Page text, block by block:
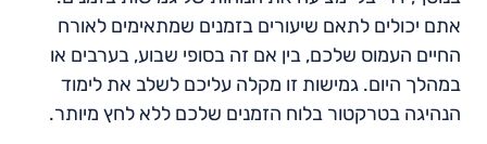
אתם יכולים לתאם שיעורים בזמנים שמתאימים לאורח
החיים העמוס שלכם, בין אם זה בסופי שבוע, בערבים או
במהלך היום. גמישות זו מקלה עליכם לשלב את לימוד
הנהיגה בטרקטור בלוח הזמנים שלכם ללא לחץ מיותר.